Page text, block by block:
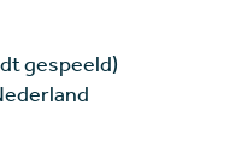
gespeeld)